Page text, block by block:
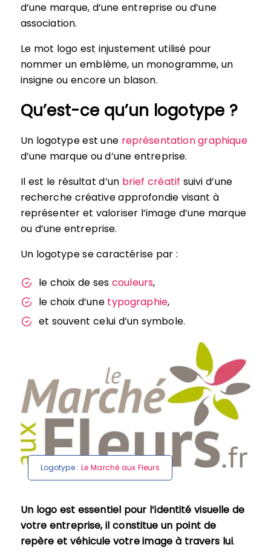
d’une marque, d’une entreprise ou d’une
association.
Le mot logo est injustement utilisé pour
nommer unemblème, un monogramme, un
insigne ou encore un blason.
Qu’est-ce qu’un logotype ?
Un logotype est une représentation graphique
d’une marque ou d’une entreprise.
Il est le résultat d’un brief créatif suivi d’une
recherche créative approfondie visant à
représenter et valoriser l’image d’une marque
ou d’une entreprise.
Un logotype se caractérise par :
le choix de ses couleurs,
le choix d’une typographie,
et souvent celui d’un symbole.
Logotype : Le Marché aux Fleurs
Un logo est essentiel pour l’identité visuelle de
votre entreprise, il constitue un point de
repère et véhicule votre image à travers lui.